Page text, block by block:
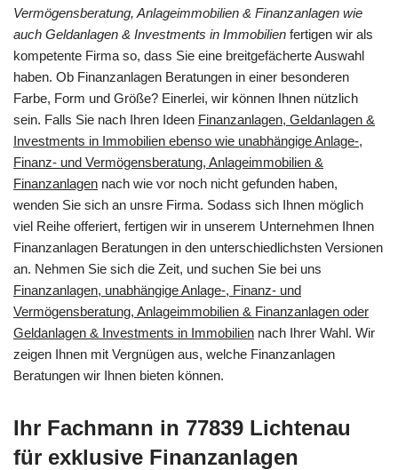
Vermögensberatung, Anlageimmobilien & Finanzanlagen wie
auch Geldanlagen & Investments in Immobilien fertigen wir als
kompetente Firma so, dass Sie eine breitgefächerte Auswahl
haben. Ob Finanzanlagen Beratungen in einer besonderen
Farbe, Form und Größe? Einerlei, wir können Ihnen nützlich
sein. Falls Sie nach Ihren Ideen Finanzanlagen, Geldanlagen &
Investments in Immobilien ebenso wie unabhängige Anlage-,
Finanz- und Vermögensberatung, Anlageimmobilien &
Finanzanlagen nach wie vor noch nicht gefunden haben,
wenden Sie sich an unsre Firma. Sodass sich Ihnen möglich
viel Reihe offeriert, fertigen wir in unserem Unternehmen Ihnen
Finanzanlagen Beratungen in den unterschiedlichsten Versionen
an. Nehmen Sie sich die Zeit, und suchen Sie bei uns
Finanzanlagen, unabhängige Anlage-, Finanz- und
Vermögensberatung, Anlageimmobilien & Finanzanlagen oder
Geldanlagen & Investments in Immobilien nach Ihrer Wahl. Wir
zeigen Ihnen mit Vergnügen aus, welche Finanzanlagen
Beratungen wir Ihnen bieten können.
Ihr Fachmann in 77839 Lichtenau
für exklusive Finanzanlagen